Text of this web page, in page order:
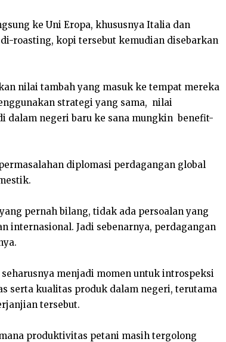
ke Uni Eropa, khususnya Italia dan
roasting, kopi tersebut kemudian disebarkan
nilai tambah yang masuk ke tempat mereka
strategi yang sama, nilai
dalam negeri baru ke sana mungkin benefit-
diplomasi perdagangan global
pernah bilang, tidak ada persoalan yang
internasional. Jadi sebenarnya, perdagangan
menjadi momen untuk introspeksi
serta kualitas produk dalam negeri, terutama
tersebut.
produktivitas petani masih tergolong